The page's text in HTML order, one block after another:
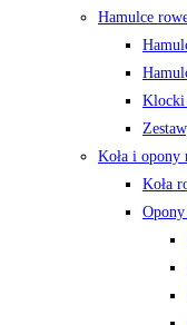
Hamulce
Klocki
Koła i opony
Koła